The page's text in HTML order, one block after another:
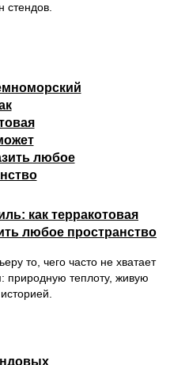
стендов.
как терракотовая
любое пространство
то, чего часто не хватает
природную теплоту, живую